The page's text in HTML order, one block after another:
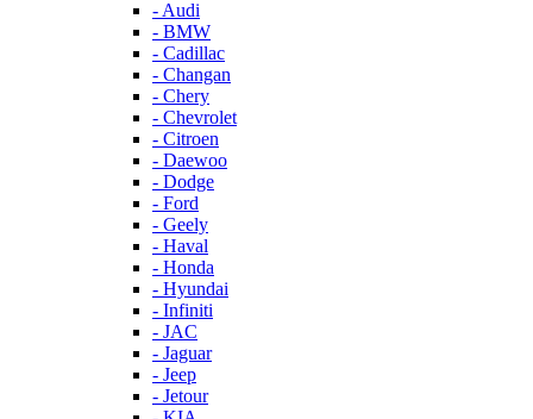
- Audi
- BMW
- Cadillac
- Changan
- Chery
- Chevrolet
- Citroen
- Daewoo
- Dodge
- Ford
- Geely
- Haval
- Honda
- Hyundai
- Infiniti
- JAC
- Jaguar
- Jeep
- Jetour